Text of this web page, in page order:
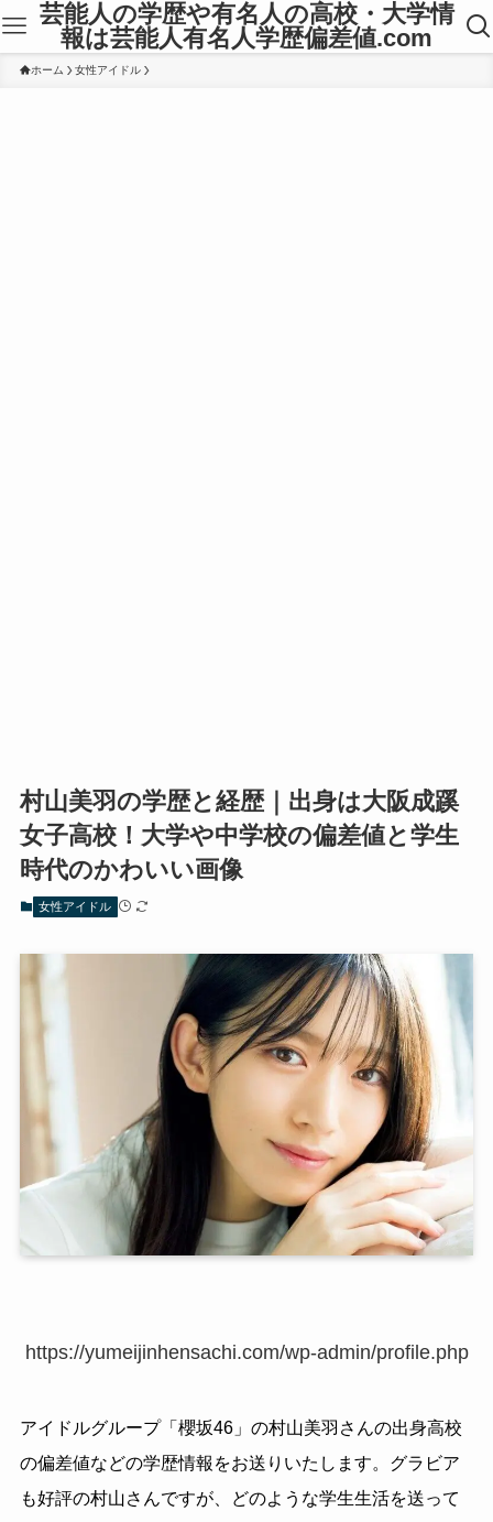
芸能人の学歴や有名人の高校・大学情
報は芸能人有名人学歴偏差値.com
ホーム 女性アイドル
村山美羽の学歴と経歴｜出身は大阪成蹊
女子高校！大学や中学校の偏差値と学生
時代のかわいい画像
女性アイドル
https://yumeijinhensachi.com/wp-admin/profile.php
アイドルグループ「櫻坂46」の村山美羽さんの出身高校
の偏差値などの学歴情報をお送りいたします。グラビア
も好評の村山さんですが、どのような学生生活を送って